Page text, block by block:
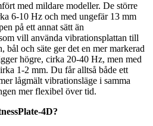
med mildare modeller. De större
6-10 Hz och med ungefär 13 mm
på ett annat sätt än
vill använda vibrationsplattan till
bål och säte ger det en mer markerad
högre, cirka 20-40 Hz, men med
1-2 mm. Du får alltså både ett
lågmält vibrationsläge i samma
mer flexibel över tid.
4D?